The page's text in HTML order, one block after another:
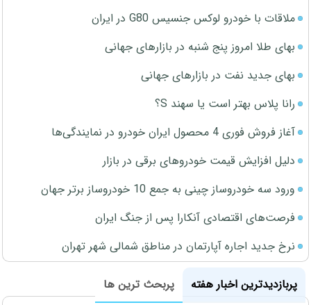
ملاقات با خودرو لوکس جنسیس G80 در ایران
بهای طلا امروز پنج شنبه در بازارهای جهانی
بهای جدید نفت در بازارهای جهانی
رانا پلاس بهتر است یا سهند S؟
آغاز فروش فوری 4 محصول ایران خودرو در نمایندگی‌ها
دلیل افزایش قیمت خودروهای برقی در بازار
ورود سه خودروساز چینی به جمع 10 خودروساز برتر جهان
فرصت‌های اقتصادی آنکارا پس از جنگ ایران
نرخ جدید اجاره آپارتمان در مناطق شمالی شهر تهران
پربازدیدترین اخبار هفته
پربحث ترین ها